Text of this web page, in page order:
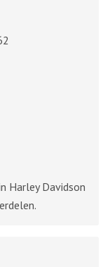
Harley Davidson